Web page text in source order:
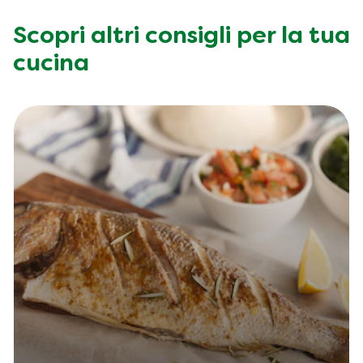
Scopri altri consigli per la tua
cucina